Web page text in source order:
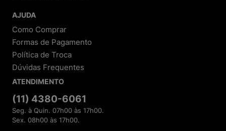
AJUDA
Como Comprar
Formas de Pagamento
Política de Troca
Dúvidas Frequentes
ATENDIMENTO
(11) 4380-6061
Seg. à Quin. 07h00 às 17h00.
Sex. 08h00 às 17h00.